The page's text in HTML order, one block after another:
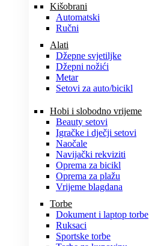
Kišobrani
Automatski
Ručni
Alati
Džepne svjetiljke
Džepni nožići
Metar
Setovi za auto/bicikl
Hobi i slobodno vrijeme
Beauty setovi
Igračke i dječji setovi
Naočale
Navijački rekviziti
Oprema za bicikl
Oprema za plažu
Vrijeme blagdana
Torbe
Dokument i laptop torbe
Ruksaci
Sportske torbe